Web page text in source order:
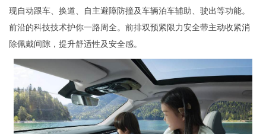
现自动跟车、换道、自主避障防撞及车辆泊车辅助、驶出等功能。
前沿的科技技术护你一路周全。前排双预紧限力安全带主动收紧消
除佩戴间隙，提升舒适性及安全感。